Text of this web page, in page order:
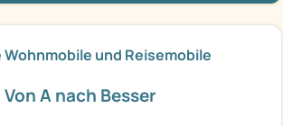
Wohnmobile und Reisemobile
Von A nach Besser